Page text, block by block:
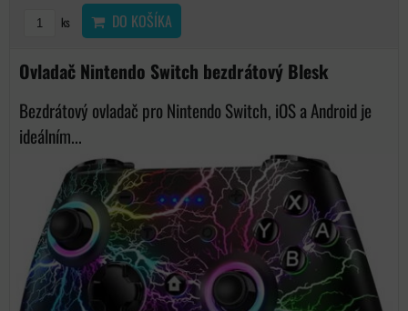
ks DO KOŠÍKA
Ovladač Nintendo Switch bezdrátový Blesk
Bezdrátový ovladač pro Nintendo Switch, iOS a Android je
ideálním...